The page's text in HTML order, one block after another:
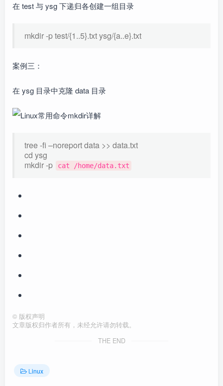
在 test 与 ysg 下递归各创建一组目录
mkdir -p test/{1..5}.txt ysg/{a..e}.txt
案例三：
在 ysg 目录中克隆 data 目录
tree -fi –noreport data >> data.txt
cd ysg
mkdir -p
cat /home/data.txt
© 版权声明
文章版权归作者所有，未经允许请勿转载。
THE END
Linux